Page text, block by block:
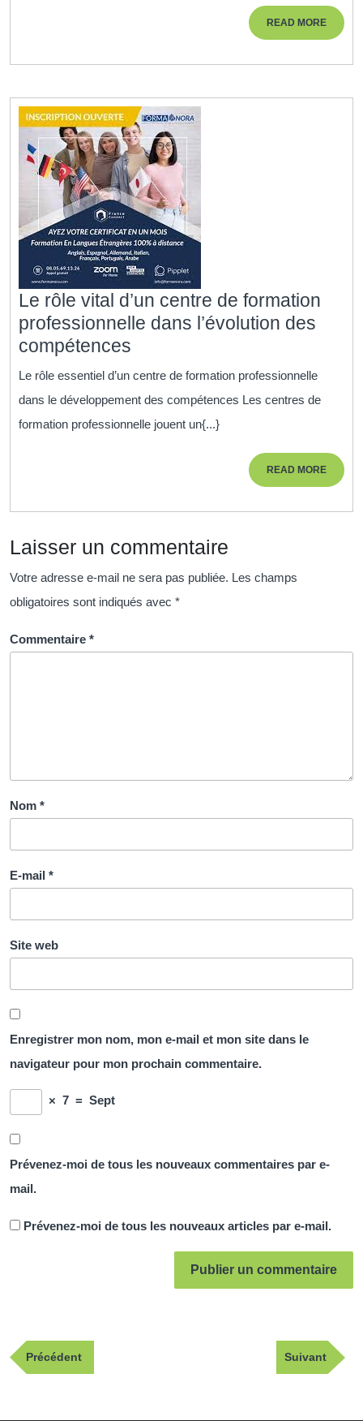
un
Formation
READ MOREREAD
MORE
Le rôle vital d’un centre de formation
professionnelle dans l’évolution des
compétences
rôle
vital
centre
l’évolution
des
compétences
Le rôle essentiel d’un centre de formation professionnelle
dans le développement des compétences Les centres de
formation professionnelle jouent un{...}
READ MOREREAD
MORE
Laisser un commentaire
Votre adresse e-mail ne sera pas publiée. Les champs
obligatoires sont indiqués avec *
Commentaire *
Nom *
E-mail *
Site web
Enregistrer mon nom, mon e-mail et mon site dans le
navigateur pour mon prochain commentaire.
× 7 = Sept
Prévenez-moi de tous les nouveaux commentaires par e-
mail.
Prévenez-moi de tous les nouveaux articles par e-mail.
Navigation
dePublication
précédente
Précédent
Article
suivant
Suivant